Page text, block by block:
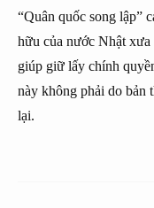
“Quân quốc song lập”
hữu của nước Nhật
giúp giữ lấy chính
này không phải do bản
lại.